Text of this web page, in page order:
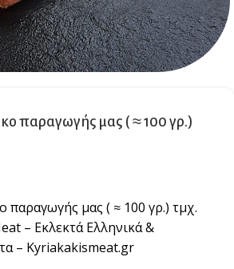
παραγωγής μας ( ≈ 100 γρ.)
παραγωγής μας ( ≈ 100 γρ.) τμχ.
– Εκλεκτά Ελληνικά &
– Kyriakakismeat.gr